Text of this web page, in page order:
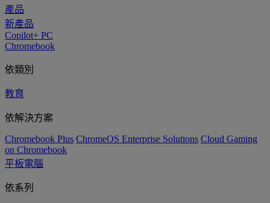
產品
新產品
Copilot+ PC
Chromebook
依類別
教育
依解決方案
Chromebook Plus ChromeOS Enterprise Solutions Cloud Gaming
on Chromebook
平板電腦
依系列